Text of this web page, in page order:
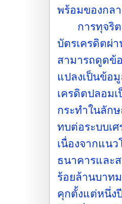
พร้อมของกล
การทุจริตบั
บัตรเครดิตผ่
สามารถดูดข้
แปลงเป็นข้อ
เครดิตปลอม
กระทำในลัก
ทบต่อระบบเ
เนื่องจากแน
ธนาคารและ
ร้อยล้านบาท
คุกตั้งแต่หนึ่ง